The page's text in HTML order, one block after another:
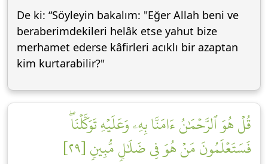
De ki: “Söyleyin bakalım: "Eğer Allah beni ve
beraberimdekileri helâk etse yahut bize
merhamet ederse kâfirleri acıklı bir azaptan
kim kurtarabilir?"
قُلۡ هُوَ ٱلرَّحۡمَٰنُ ءَامَنَّا بِهِۦ وَعَلَيۡهِ تَوَكَّلۡنَاۖ
فَسَتَعۡلَمُونَ مَنۡ هُوَ فِي ضَلَٰلٖ مُّبِينٖ [٢٩]